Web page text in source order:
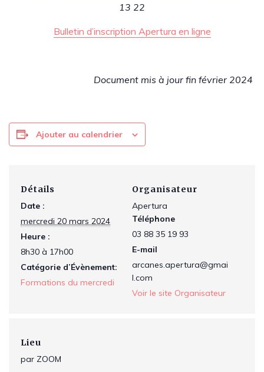
13 22
Bulletin d’inscription Apertura en ligne
Document mis à jour fin février 2024
Ajouter au calendrier
Détails
Date :
mercredi 20 mars 2024
Heure :
8h30 à 17h00
Catégorie d’Évènement:
Formations du mercredi
Organisateur
Apertura
Téléphone
03 88 35 19 93
E-mail
arcanes.apertura@gmai
l.com
Voir le site Organisateur
Lieu
par ZOOM